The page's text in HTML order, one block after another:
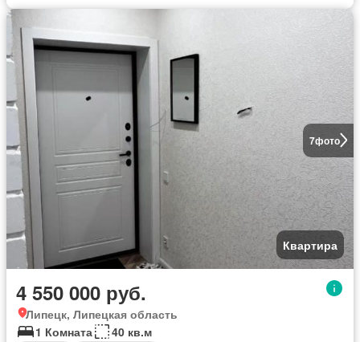
7фото
Квартира
4 550 000 руб.
Липецк, Липецкая область
1 Комната
40 кв.м